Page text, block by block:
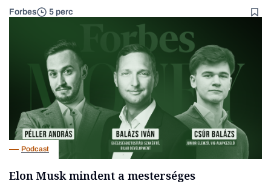
Forbes 5 perc
Podcast
Elon Musk mindent a mesterséges